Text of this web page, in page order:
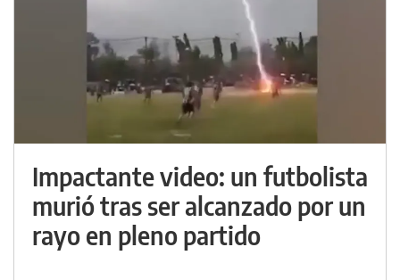
Impactante video: un futbolista
murió tras ser alcanzado por un
rayo en pleno partido